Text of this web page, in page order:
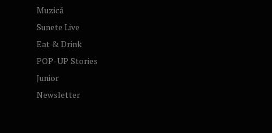
Muzică
Sunete Live
Eat & Drink
POP-UP Stories
Junior
Newsletter